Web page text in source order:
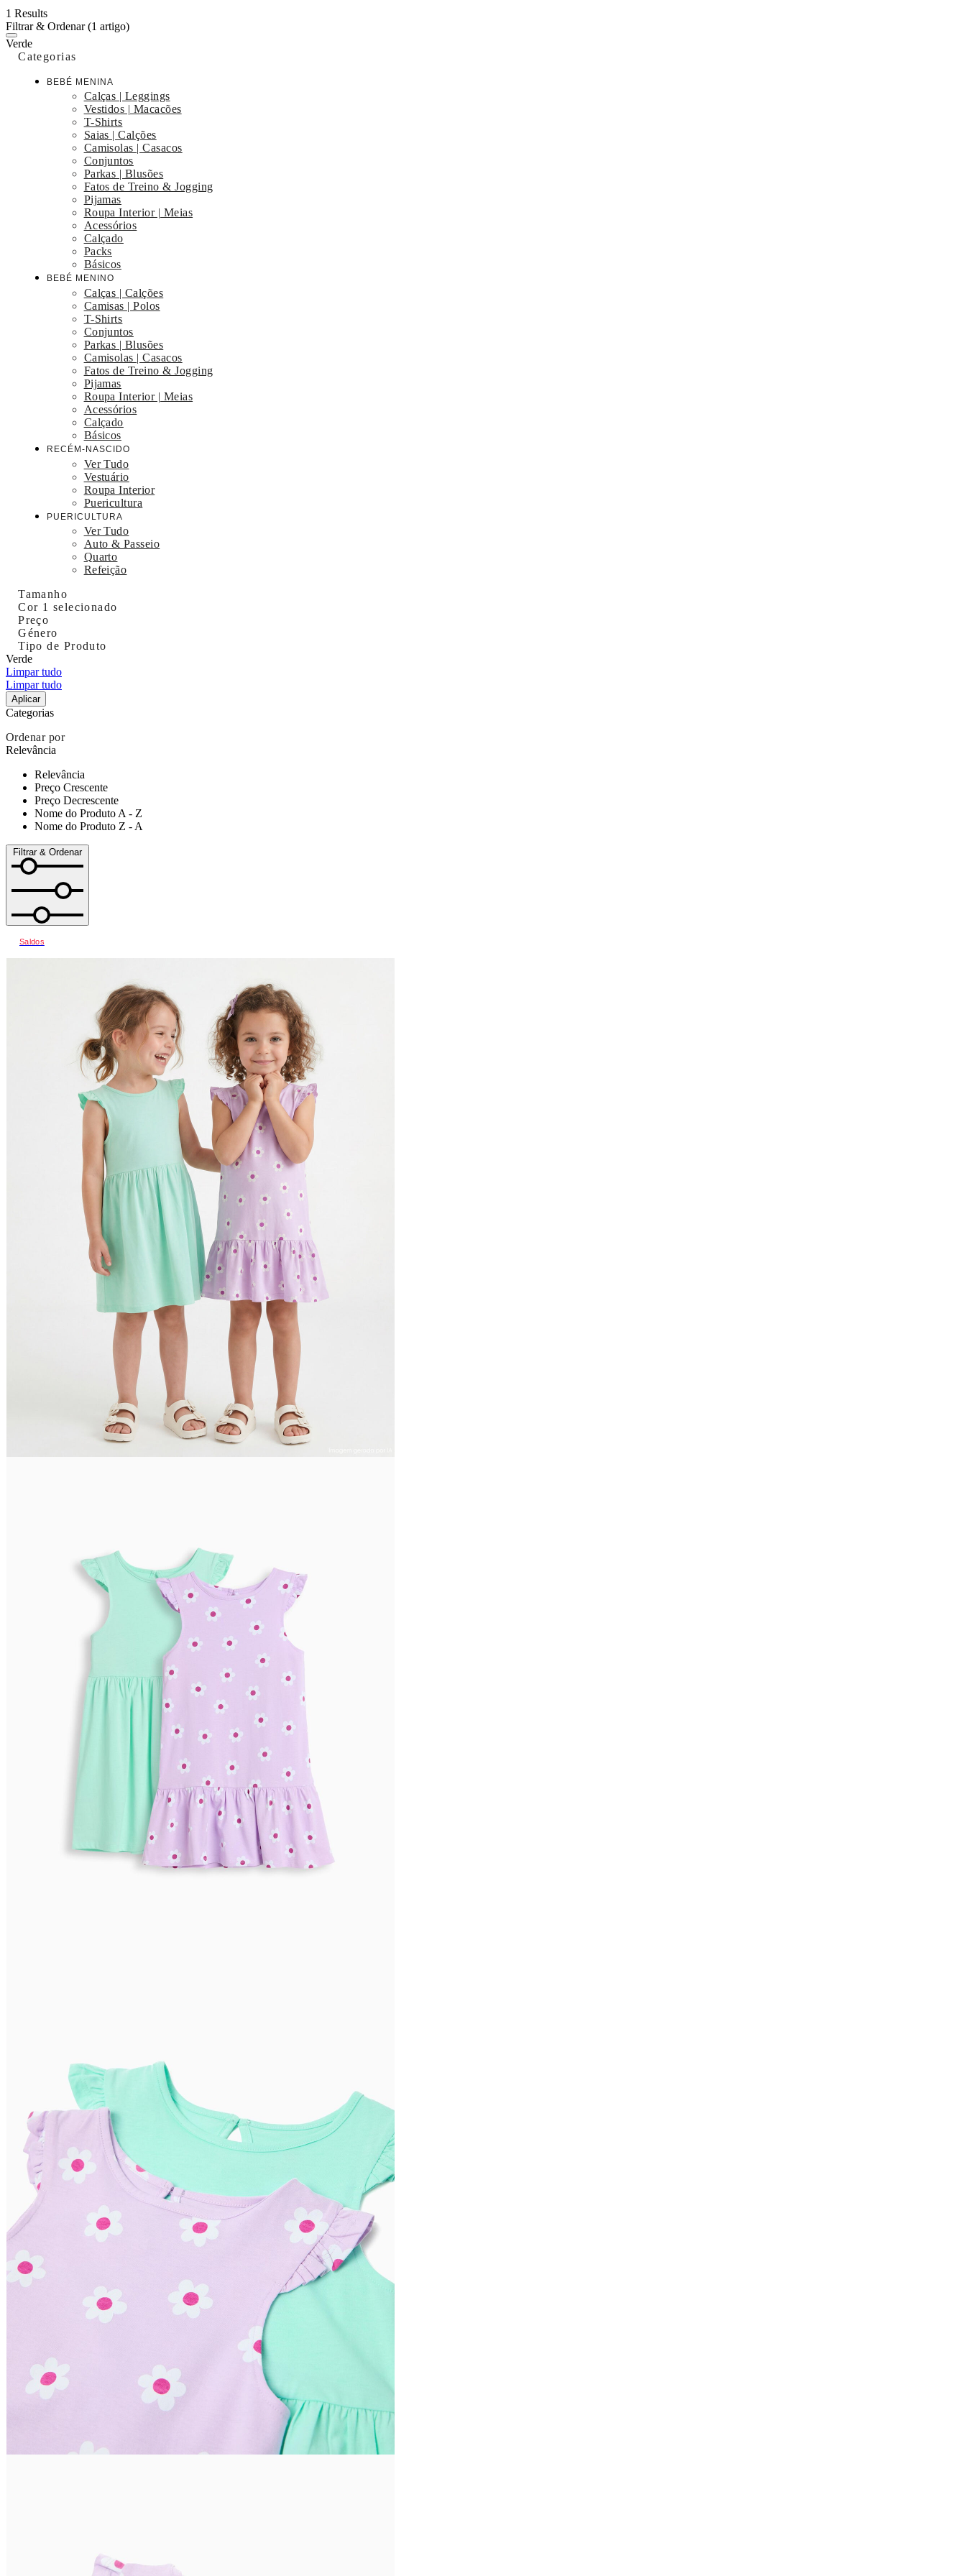
1 Results
Filtrar & Ordenar(1 artigo)
Verde
Categorias
BEBÉ MENINA
Calças | Leggings
Vestidos | Macacões
T-Shirts
Saias | Calções
Camisolas | Casacos
Conjuntos
Parkas | Blusões
Fatos de Treino & Jogging
Pijamas
Roupa Interior | Meias
Acessórios
Calçado
Packs
Básicos
BEBÉ MENINO
Calças | Calções
Camisas | Polos
T-Shirts
Conjuntos
Parkas | Blusões
Camisolas | Casacos
Fatos de Treino & Jogging
Pijamas
Roupa Interior | Meias
Acessórios
Calçado
Básicos
RECÉM-NASCIDO
Ver Tudo
Vestuário
Roupa Interior
Puericultura
PUERICULTURA
Ver Tudo
Auto & Passeio
Quarto
Refeição
Tamanho
Cor 1 selecionado
Preço
Género
Tipo de Produto
Verde
Limpar tudo
Limpar tudo
Aplicar
Categorias
Ordenar por
Relevância
Relevância
Preço Crescente
Preço Decrescente
Nome do Produto A - Z
Nome do Produto Z - A
Filtrar & Ordenar
Saldos